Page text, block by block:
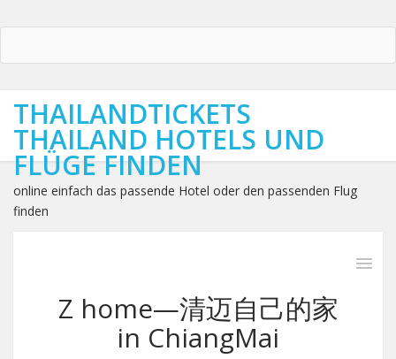
THAILANDTICKETS
THAILAND HOTELS UND
FLÜGE FINDEN
online einfach das passende Hotel oder den passenden Flug
finden
Z home—清迈自己的家
in ChiangMai